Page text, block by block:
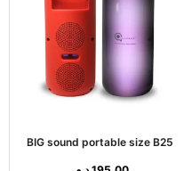
BIG sound portable size B25